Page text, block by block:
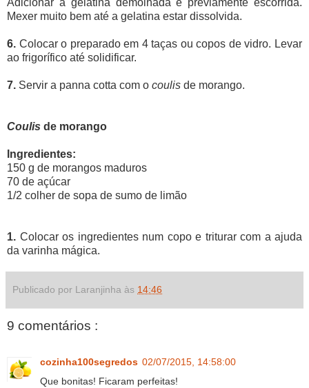
Adicionar a gelatina demolhada e previamente escorrida.
Mexer muito bem até a gelatina estar dissolvida.
6. Colocar o preparado em 4 taças ou copos de vidro. Levar
ao frigorífico até solidificar.
7. Servir a panna cotta com o coulis de morango.
Coulis de morango
Ingredientes:
150 g de morangos maduros
70 de açúcar
1/2 colher de sopa de sumo de limão
1. Colocar os ingredientes num copo e triturar com a ajuda
da varinha mágica.
Publicado por Laranjinha às 14:46
9 comentários :
cozinha100segredos 02/07/2015, 14:58:00
Que bonitas! Ficaram perfeitas!